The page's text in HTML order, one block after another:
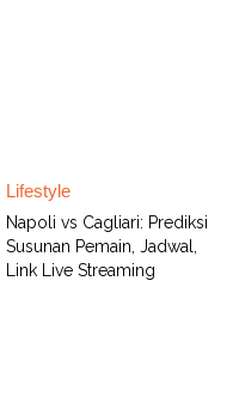
Lifestyle
Napoli vs Cagliari: Prediksi
Susunan Pemain, Jadwal,
Link Live Streaming